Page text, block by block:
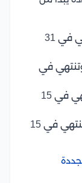
المرحلة الأولى تبدأ من 1 مايو وتنتهي في 31
1 أغسطس وتنتهي في
المرحلة الثالثة تبدأ من 1 أكتوبر وتنتهي في 15
المرحلة الرابعة تبدأ من 1 ديسمبر وتنتهي في 15